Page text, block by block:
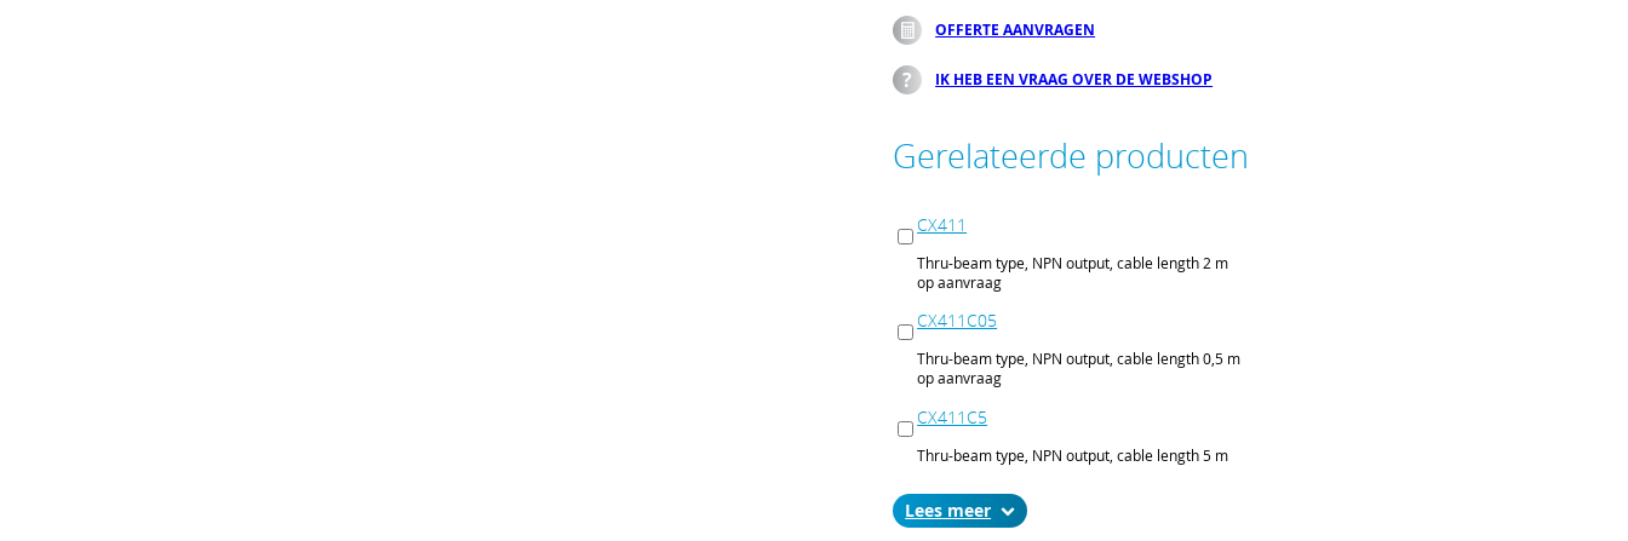
OFFERTE AANVRAGEN
IK HEB EEN VRAAG OVER DE WEBSHOP
Gerelateerde producten
CX411
Thru-beam type, NPN output, cable length 2 m
op aanvraag
CX411C05
Thru-beam type, NPN output, cable length 0,5 m
op aanvraag
CX411C5
Thru-beam type, NPN output, cable length 5 m
CX411J
Lees